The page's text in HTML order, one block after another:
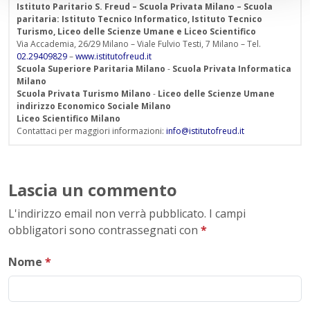
Istituto Paritario S. Freud – Scuola Privata Milano – Scuola
paritaria: Istituto Tecnico Informatico, Istituto Tecnico
Turismo, Liceo delle Scienze Umane e Liceo Scientifico
Via Accademia, 26/29 Milano – Viale Fulvio Testi, 7 Milano – Tel.
02.29409829–www.istitutofreud.it
Scuola Superiore Paritaria Milano - Scuola Privata Informatica
Milano
Scuola Privata Turismo Milano - Liceo delle Scienze Umane
indirizzo Economico Sociale Milano
Liceo Scientifico Milano
Contattaci per maggiori informazioni: info@istitutofreud.it
Lascia un commento
L'indirizzo email non verrà pubblicato. I campi
obbligatori sono contrassegnati con *
Nome *